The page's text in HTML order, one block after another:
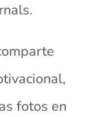
fotos en